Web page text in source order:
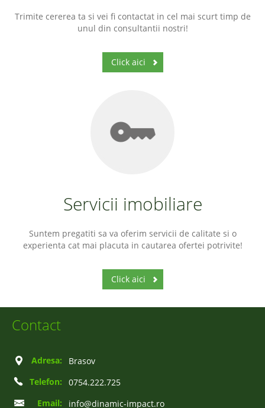
Trimite cererea ta si vei fi contactat in cel mai scurt timp de
unul din consultantii nostri!
Click aici
Servicii imobiliare
Suntem pregatiti sa va oferim servicii de calitate si o
experienta cat mai placuta in cautarea ofertei potrivite!
Click aici
Contact
Adresa:
Brasov
Telefon:
0754.222.725
Email:
info@dinamic-impact.ro